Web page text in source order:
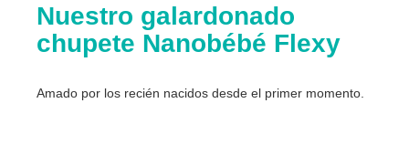
Nuestro galardonado
chupete Nanobébé Flexy
Amado por los recién nacidos desde el primer momento.